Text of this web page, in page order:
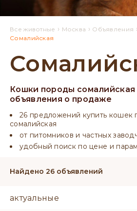
Все животные › Москва › Объявления ›
Сомалийская
Кошки породы
объявления о продаже
26 предложений купить кошек
сомалийская
от питомников и частных
удобный поиск по цене и
Найдено 26 объявлений